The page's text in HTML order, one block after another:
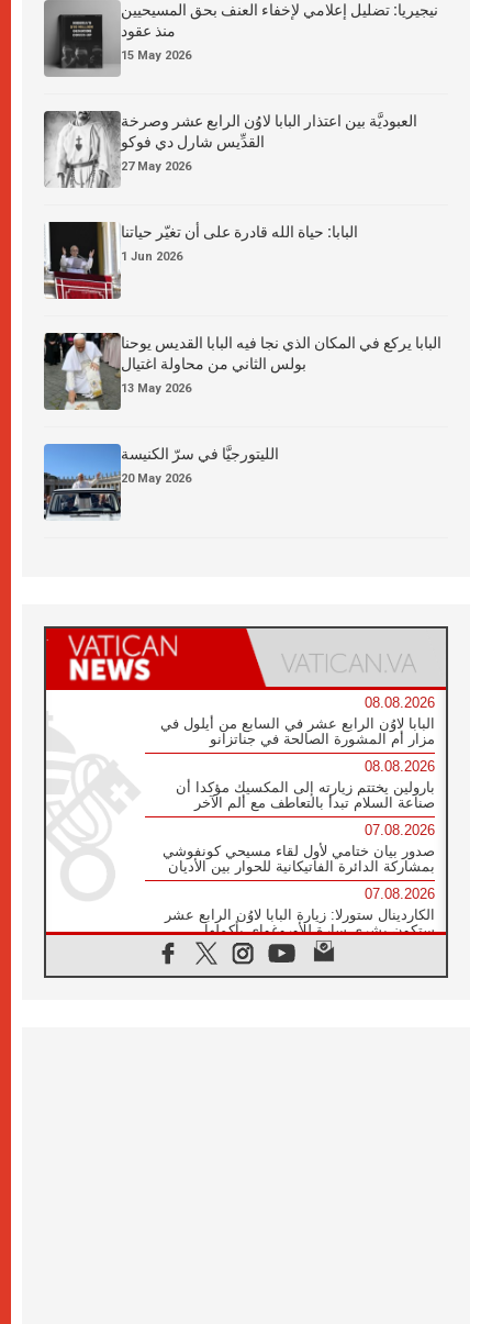
نيجيريا: تضليل إعلامي لإخفاء العنف بحق المسيحيين
منذ عقود
15 May 2026
العبوديَّة بين اعتذار البابا لاوُن الرابع عشر وصرخة
القدِّيس شارل دي فوكو
27 May 2026
البابا: حياة الله قادرة على أن تغيّر حياتنا
1 Jun 2026
البابا يركع في المكان الذي نجا فيه البابا القديس يوحنا
بولس الثاني من محاولة اغتيال
13 May 2026
الليتورجيَّا في سرّ الكنيسة
20 May 2026
08.08.2026
البابا لاوُن الرابع عشر في السابع من أيلول في
مزار أم المشورة الصالحة في جناتزانو
08.08.2026
بارولين يختتم زيارته إلى المكسيك مؤكدا أن
صناعة السلام تبدأ بالتعاطف مع ألم الآخر
07.08.2026
صدور بيان ختامي لأول لقاء مسيحي كونفوشي
بمشاركة الدائرة الفاتيكانية للحوار بين الأديان
07.08.2026
الكاردينال ستورلا: زيارة البابا لاوُن الرابع عشر
ستكون بشرى سارة للأوروغواي بأكملها
الفاتيكان يعلن برنامج الزيارة الرسولية للبابا لاوُن